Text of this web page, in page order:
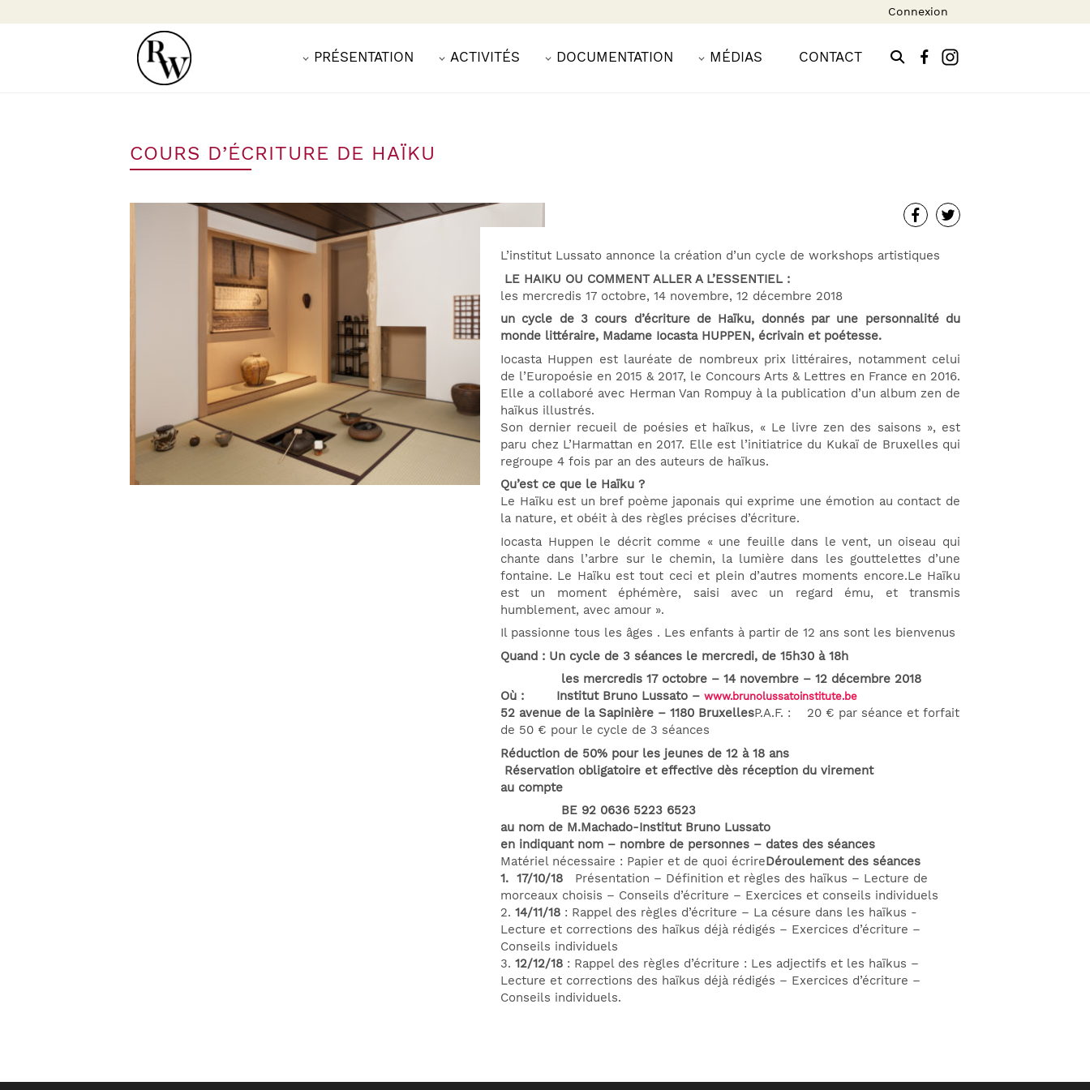
Connexion
PRÉSENTATION ACTIVITÉS DOCUMENTATION MÉDIAS CONTACT
COURS D’ÉCRITURE DE HAÏKU
L’institut Lussato annonce la création d’un cycle de workshops artistiques
LE HAIKU OU COMMENT ALLER A L’ESSENTIEL :
les mercredis 17 octobre, 14 novembre, 12 décembre 2018
un cycle de 3 cours d’écriture de Haïku, donnés par une personnalité du
monde littéraire, Madame Iocasta HUPPEN, écrivain et poétesse.
Iocasta Huppen est lauréate de nombreux prix littéraires, notamment celui
de l’Europoésie en 2015 & 2017, le Concours Arts & Lettres en France en 2016.
Elle a collaboré avec Herman Van Rompuy à la publication d’un album zen de
haïkus illustrés.
Son dernier recueil de poésies et haïkus, « Le livre zen des saisons », est
paru chez L’Harmattan en 2017. Elle est l’initiatrice du Kukaï de Bruxelles qui
regroupe 4 fois par an des auteurs de haïkus.
Qu’est ce que le Haïku ?
Le Haïku est un bref poème japonais qui exprime une émotion au contact de
la nature, et obéit à des règles précises d’écriture.
Iocasta Huppen le décrit comme « une feuille dans le vent, un oiseau qui
chante dans l’arbre sur le chemin, la lumière dans les gouttelettes d’une
fontaine. Le Haïku est tout ceci et plein d’autres moments encore.Le Haïku
est un moment éphémère, saisi avec un regard ému, et transmis
humblement, avec amour ».
Il passionne tous les âges . Les enfants à partir de 12 ans sont les bienvenus
Quand : Un cycle de 3 séances le mercredi, de 15h30 à 18h
les mercredis 17 octobre – 14 novembre – 12 décembre 2018
Où : Institut Bruno Lussato – www.brunolussatoinstitute.be
52 avenue de la Sapinière – 1180 BruxellesP.A.F. : 20 € par séance et forfait
de 50 € pour le cycle de 3 séances
Réduction de 50% pour les jeunes de 12 à 18 ans
Réservation obligatoire et effective dès réception du virement
au compte
BE 92 0636 5223 6523
au nom de M.Machado-Institut Bruno Lussato
en indiquant nom – nombre de personnes – dates des séances
Matériel nécessaire : Papier et de quoi écrireDéroulement des séances
1. 17/10/18 Présentation – Définition et règles des haïkus – Lecture de
morceaux choisis – Conseils d’écriture – Exercices et conseils individuels
2. 14/11/18 : Rappel des règles d’écriture – La césure dans les haïkus -
Lecture et corrections des haïkus déjà rédigés – Exercices d’écriture –
Conseils individuels
3. 12/12/18 : Rappel des règles d’écriture : Les adjectifs et les haïkus –
Lecture et corrections des haïkus déjà rédigés – Exercices d’écriture –
Conseils individuels.